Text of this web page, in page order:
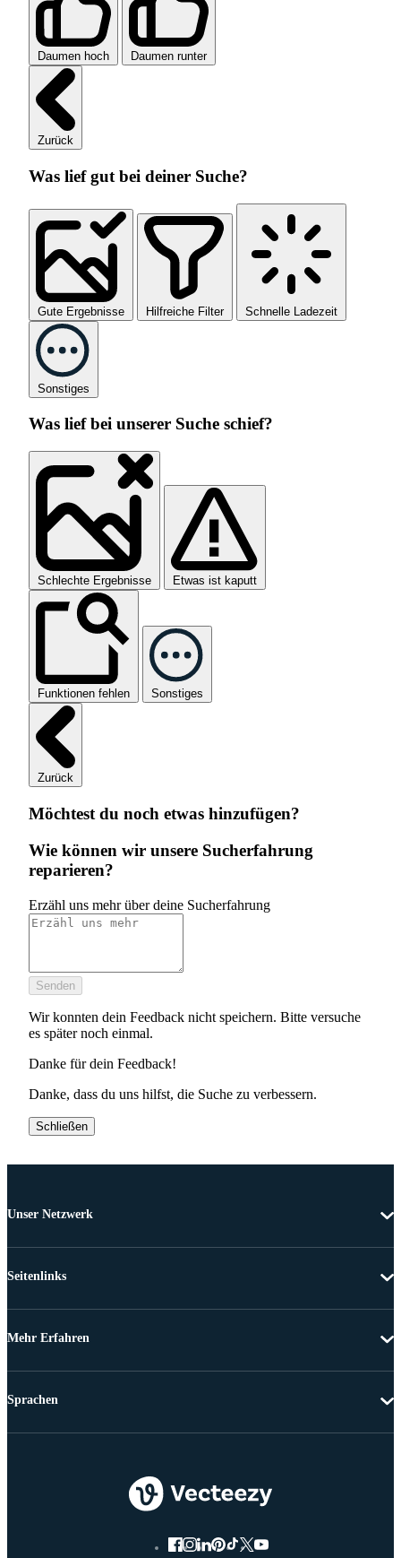
Daumen hoch Daumen runter
Zurück
Was lief gut bei deiner Suche?
Gute Ergebnisse Hilfreiche Filter Schnelle Ladezeit
Sonstiges
Was lief bei unserer Suche schief?
Schlechte Ergebnisse Etwas ist kaputt
Funktionen fehlen Sonstiges
Zurück
Möchtest du noch etwas hinzufügen?
Wie können wir unsere Sucherfahrung
reparieren?
Erzähl uns mehr über deine Sucherfahrung
Senden
Wir konnten dein Feedback nicht speichern. Bitte versuche
es später noch einmal.
Danke für dein Feedback!
Danke, dass du uns hilfst, die Suche zu verbessern.
Schließen
Unser Netzwerk
Seitenlinks
Mehr Erfahren
Sprachen